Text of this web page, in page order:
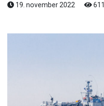
19. november 2022 611